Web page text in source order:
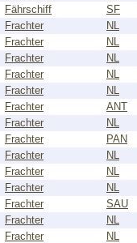
Fährschiff SF
Frachter NL
Frachter NL
Frachter NL
Frachter NL
Frachter NL
Frachter ANT
Frachter NL
Frachter PAN
Frachter NL
Frachter NL
Frachter NL
Frachter SAU
Frachter NL
Frachter NL